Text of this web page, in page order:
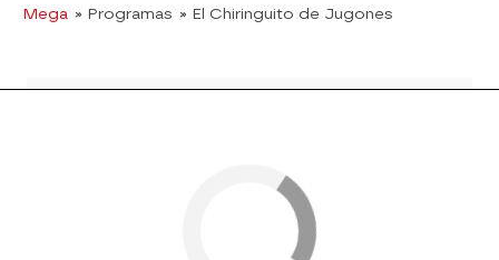
Mega » Programas » El Chiringuito de Jugones